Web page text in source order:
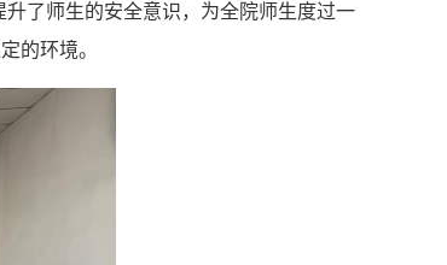
了师生的安全意识，为全院师生度过一
的环境。